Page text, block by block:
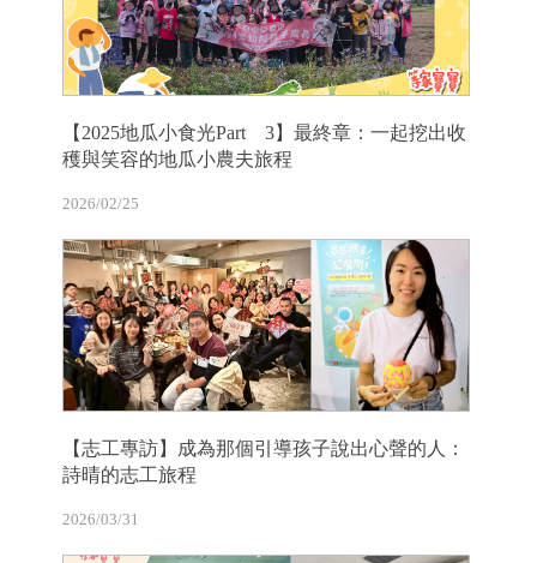
【2025地瓜小食光Part 3】最終章：一起挖出收
穫與笑容的地瓜小農夫旅程
2026/02/25
【志工專訪】成為那個引導孩子說出心聲的人：
詩晴的志工旅程
2026/03/31